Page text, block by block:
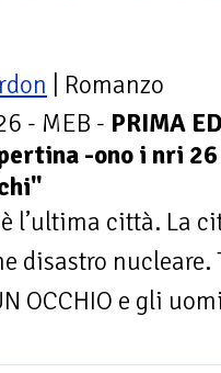
| Romanzo
- MEB - PRIMA
-ono i nri
è l’ultima città.
disastro nucleare.
OCCHIO e gli